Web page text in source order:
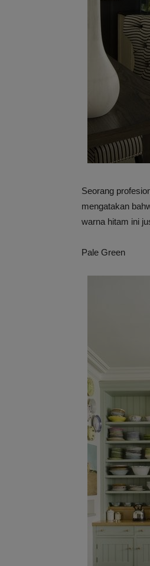
Seorang
mengatakan
warna hitam ini
Pale Green